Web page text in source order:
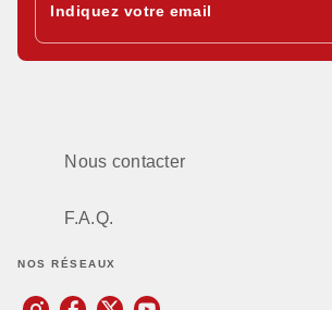
Indiquez votre email
Nous contacter
F.A.Q.
NOS RÉSEAUX